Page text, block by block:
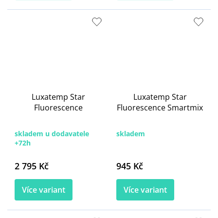
Luxatemp Star
Fluorescence
skladem u dodavatele
+72h
2 795 Kč
Více variant
Luxatemp Star
Fluorescence Smartmix
skladem
945 Kč
Více variant